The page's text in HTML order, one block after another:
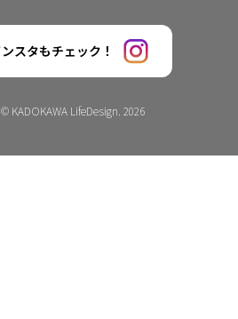
スタもチェック！
KADOKAWA LifeDesign. 2026